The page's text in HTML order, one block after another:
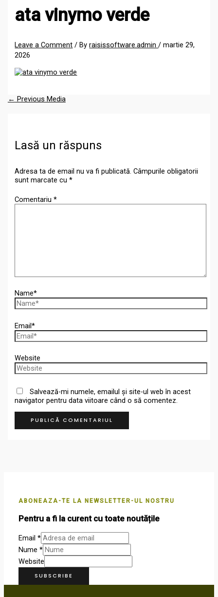
ata vinymo verde
Leave a Comment / Byraisissoftware.admin/martie 29,
2026
← Previous Media
Lasă un răspuns
Adresa ta de email nu va fi publicată. Câmpurile obligatorii
sunt marcate cu*
Comentariu*
Name*
Email*
Website
Salvează-mi numele, emailul și site-ul web în acest
navigator pentru data viitoare când o să comentez.
ABONEAZA-TE LA NEWSLETTER-UL NOSTRU
Pentru a fi la curent cu toate noutățile
Nume *
Email *
Website
SUBSCRIBE